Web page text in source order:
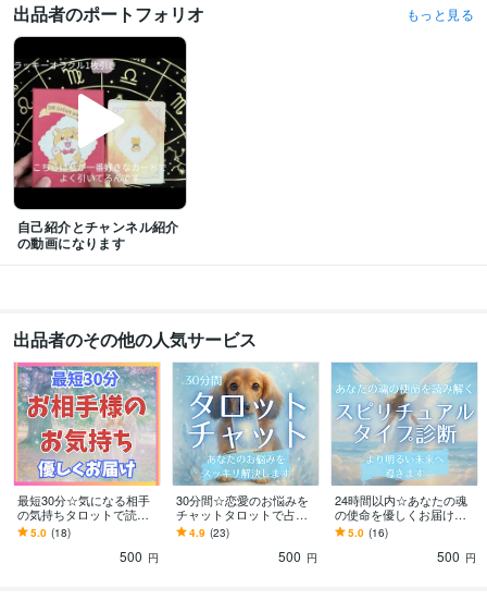
プログラミング言語・フレームワーク
C#.NET:2年 Google Apps Script:1年
Python:2年SQL:15年VB.NET:15年
Microsoft SQL Server:15年Oracle Database:15年
ビジネス・クリエイティブツール
Excel:15年Google スプレッドシート:1年
ゆっくりMovieMaker:3年Canva:3年
得意分野
占い 恋愛タロット占い
語学力
英語 日常会話レベル
出品者のポートフォリオ もっと見る
自己紹介とチャンネル紹介
の動画になります
出品者のその他の人気サービス
最短30分☆気になる相手
の気持ちタロットで読み
ます 相手の気持ちを把握
し、心をスッキリさせて
5.0 (18)
500 円
30分間☆恋愛のお悩みを
チャットタロットで占い
ます あなたのお悩みを占
ってその恋叶えてみませ
4.9 (23)
500 円
24時間以内☆あなたの魂
の使命を優しくお届けし
ます スピリチュアルタイ
プ診断であなたをより明
るい未来へ導きます
5.0 (16)
500 円